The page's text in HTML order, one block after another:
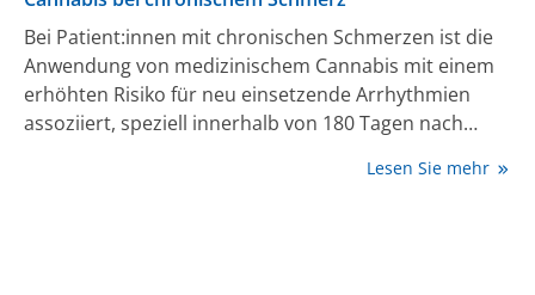
Bei Patient:innen mit chronischen Schmerzen ist die
Anwendung von medizinischem Cannabis mit einem
erhöhten Risiko für neu einsetzende Arrhythmien
assoziiert, speziell innerhalb von 180 Tagen nach
Lesen Sie mehr